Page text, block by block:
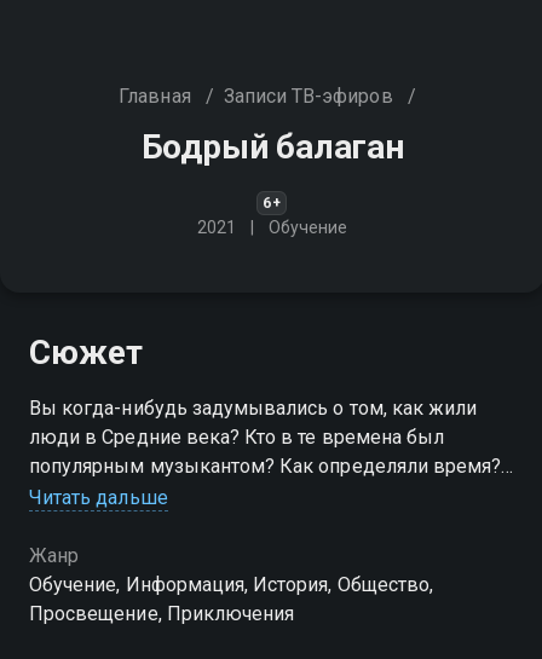
Главная / Записи ТВ-эфиров /
Бодрый балаган
6+
2021 Обучение
Сюжет
Вы когда-нибудь задумывались о том, как жили
люди в Средние века? Кто в те времена был
популярным музыкантом? Как определяли время?
Как становились рыцарями? Для того, чтобы всё это
включайте нашу программу
Читать дальше
Жанр
Обучение, Информация, История, Общество,
Просвещение, Приключения